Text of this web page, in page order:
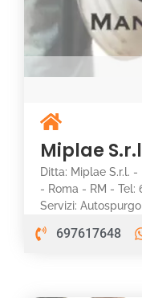
Miplae
Ditta: Miplae S.r.l.
- Roma - RM - Tel:
Servizi:
697617648